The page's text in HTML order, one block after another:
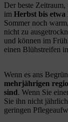
Der beste
im Herbst bis
Sommer noch
nicht zu
und können im
einen Blühstreifen
Wenn es ans
mehrjährigen
sind. Wenn Sie
Sie ihn nicht
geringen